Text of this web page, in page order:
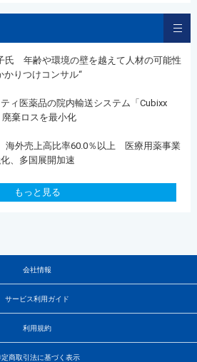
氏 年齢や環境の壁を越えて人材の可能性
りつけコンサル“
ィ医薬品の院内輸送システム「Cubixx
棄ロスを最小化
海外売上高比率60.0％以上 医療用薬事業
、多国展開加速
もっと見る
会社情報
サービス利用ガイド
利用規約
定商取引法に基づく表示